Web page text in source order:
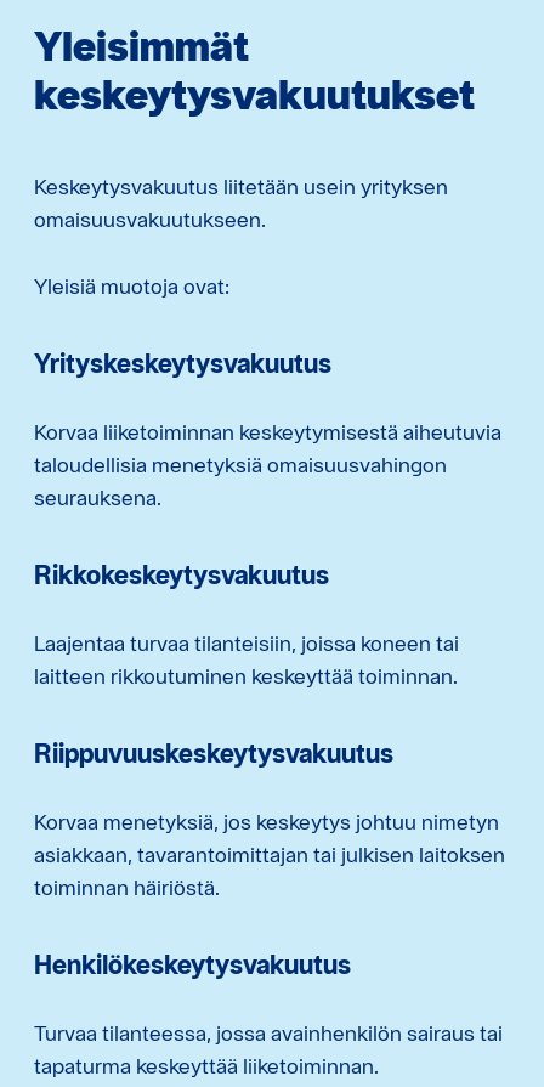
Yleisimmät
keskeytysvakuutukset
Keskeytysvakuutus liitetään usein yrityksen
omaisuusvakuutukseen.
Yleisiä muotoja ovat:
Yrityskeskeytysvakuutus
Korvaa liiketoiminnan keskeytymisestä aiheutuvia
taloudellisia menetyksiä omaisuusvahingon
seurauksena.
Rikkokeskeytysvakuutus
Laajentaa turvaa tilanteisiin, joissa koneen tai
laitteen rikkoutuminen keskeyttää toiminnan.
Riippuvuuskeskeytysvakuutus
Korvaa menetyksiä, jos keskeytys johtuu nimetyn
asiakkaan, tavarantoimittajan tai julkisen laitoksen
toiminnan häiriöstä.
Henkilökeskeytysvakuutus
Turvaa tilanteessa, jossa avainhenkilön sairaus tai
tapaturma keskeyttää liiketoiminnan.